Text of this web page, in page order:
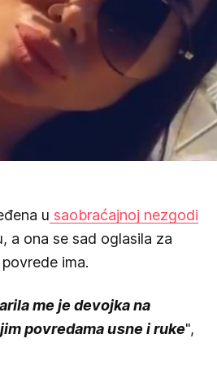
u saobraćajnoj nezgodi
a ona se sad oglasila za
ima.
me je devojka na
povredama usne i ruke",